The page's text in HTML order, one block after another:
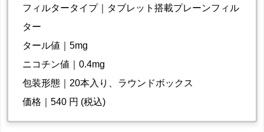
フィルタータイプ｜タブレット搭載プレーンフィル
ター
タール値｜5mg
ニコチン値｜0.4mg
包装形態｜20本入り、ラウンドボックス
価格｜540 円 (税込)